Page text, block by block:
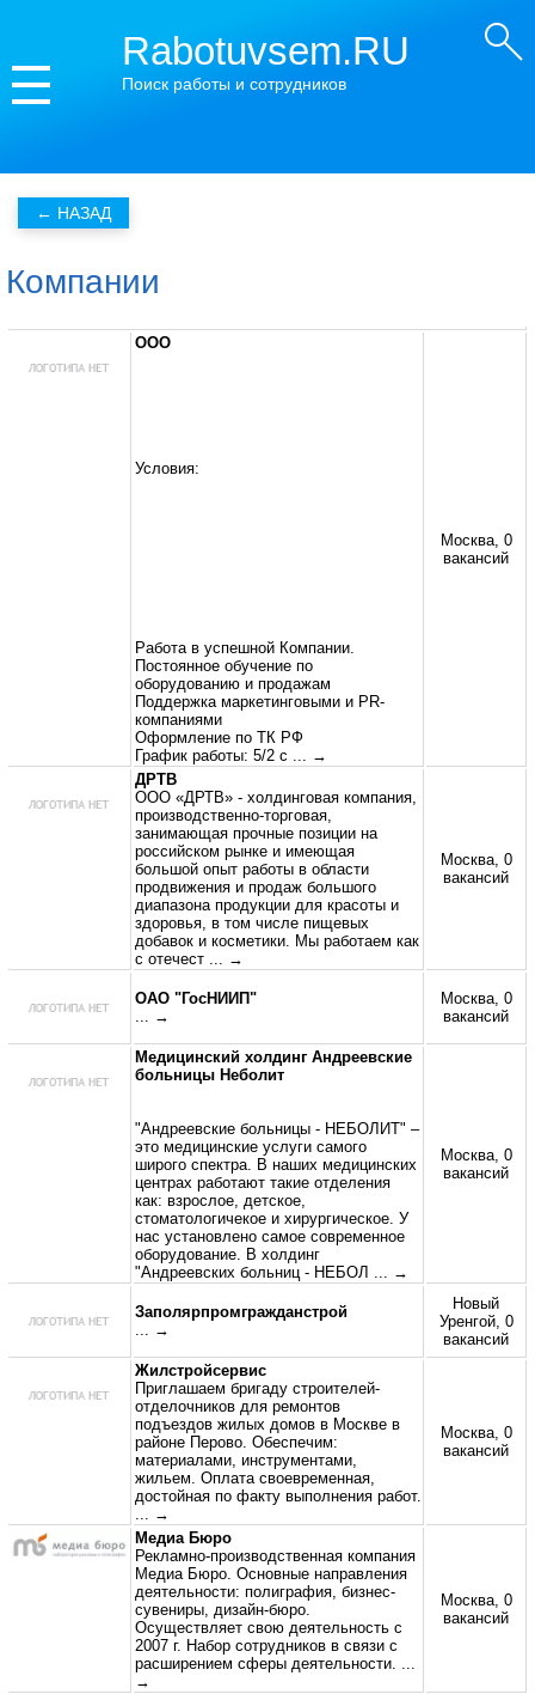
Rabotuvsem.RU
Поиск работы и сотрудников
Компании
ООО
Условия:
Работа в успешной Компании.
Постоянное обучение по
оборудованию и продажам
Поддержка маркетинговыми и PR-
компаниями
Оформление по ТК РФ
График работы: 5/2 с
... →
Москва, 0
вакансий
ДРТВ
ООО «ДРТВ» - холдинговая компания,
производственно-торговая,
занимающая прочные позиции на
российском рынке и имеющая
большой опыт работы в области
продвижения и продаж большого
диапазона продукции для красоты и
здоровья, в том числе пищевых
добавок и косметики. Мы работаем как
с отечест
... →
Москва, 0
вакансий
ОАО "ГосНИИП"
... →
Москва, 0
вакансий
Медицинский холдинг Андреевские
больницы Неболит
"Андреевские больницы - НЕБОЛИТ" –
это медицинские услуги самого
широго спектра. В наших медицинских
центрах работают такие отделения
как: взрослое, детское,
стоматологичекое и хирургическое. У
нас установлено самое современное
оборудование. В холдинг
"Андреевских больниц - НЕБОЛ
... →
Москва, 0
вакансий
Заполярпромгражданстрой
... →
Новый
Уренгой, 0
вакансий
Жилстройсервис
Приглашаем бригаду строителей-
отделочников для ремонтов
подъездов жилых домов в Москве в
районе Перово. Обеспечим:
материалами, инструментами,
жильем. Оплата своевременная,
достойная по факту выполнения работ.
... →
Москва, 0
вакансий
Медиа Бюро
Рекламно-производственная компания
Медиа Бюро. Основные направления
деятельности: полиграфия, бизнес-
сувениры, дизайн-бюро.
Осуществляет свою деятельность с
2007 г. Набор сотрудников в связи с
расширением сферы деятельности.
→
Москва, 0
вакансий